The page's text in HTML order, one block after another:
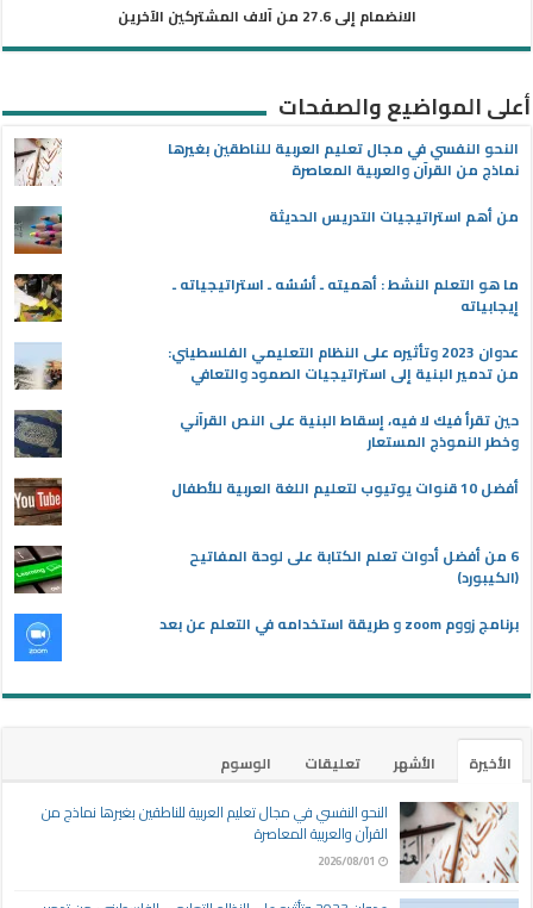
الانضمام إلى 27.6 من آلاف المشتركين الآخرين
أعلى المواضيع والصفحات
النحو النفسي في مجال تعليم العربية للناطقين بغيرها
نماذج من القرآن والعربية المعاصرة
من أهم استراتيجيات التدريس الحديثة
ما هو التعلم النشط : أهميته ـ أسُسُه ـ استراتيجياته ـ
إيجابياته
عدوان 2023 وتأثيره على النظام التعليمي الفلسطيني:
من تدمير البنية إلى استراتيجيات الصمود والتعافي
حين تقرأ فيك لا فيه، إسقاط البنية على النص القرآني
وخطر النموذج المستعار
أفضل 10 قنوات يوتيوب لتعليم اللغة العربية للأطفال
6 من أفضل أدوات تعلم الكتابة على لوحة المفاتيح
(الكيبورد)
برنامج زووم zoom و طريقة استخدامه في التعلم عن بعد
الأخيرة الأشهر تعليقات
الوسوم
النحو النفسي في مجال تعليم العربية للناطقين بغيرها نماذج من
القرآن والعربية المعاصرة
2026/08/01